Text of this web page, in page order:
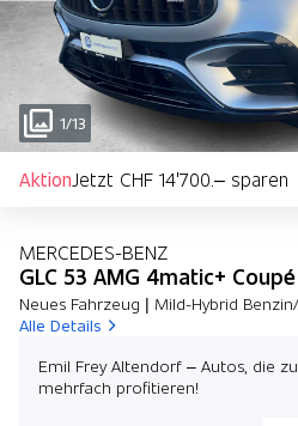
1/13
AktionJetzt CHF 14'700.– sparen
MERCEDES-BENZ
GLC 53 AMG 4matic+ Coupé
Neues Fahrzeug | Mild-Hybrid
Alle Details
Emil Frey Altendorf – Autos, die
mehrfach profitieren!